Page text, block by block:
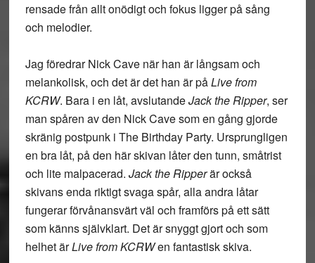
rensade från allt onödigt och fokus ligger på sång
och melodier.
Jag föredrar Nick Cave när han är långsam och
melankolisk, och det är det han är påLive from
KCRW. Bara i en låt, avslutandeJack the Ripper, ser
man spåren av den Nick Cave som en gång gjorde
skränig postpunk i The Birthday Party. Ursprungligen
en bra låt, på den här skivan låter den tunn, småtrist
och lite malpacerad. Jack the Ripperär också
skivans enda riktigt svaga spår, alla andra låtar
fungerar förvånansvärt väl och framförs på ett sätt
som känns självklart. Det är snyggt gjort och som
helhet ärLive from KCRWen fantastisk skiva.